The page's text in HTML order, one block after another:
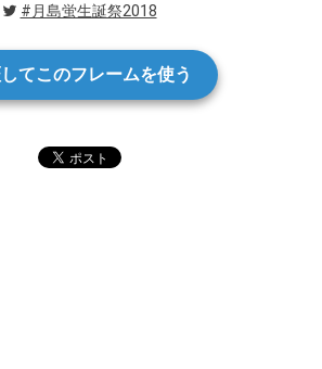
#月島蛍生誕祭2018
てこのフレームを使う